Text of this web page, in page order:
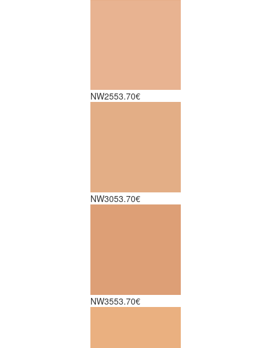
NW2553.70€
NW3053.70€
NW3553.70€